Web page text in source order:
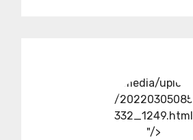
../media/upload
/20220305085
332_1249.html
"/>